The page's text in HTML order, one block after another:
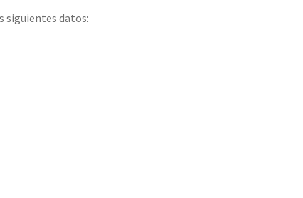
siguientes datos: